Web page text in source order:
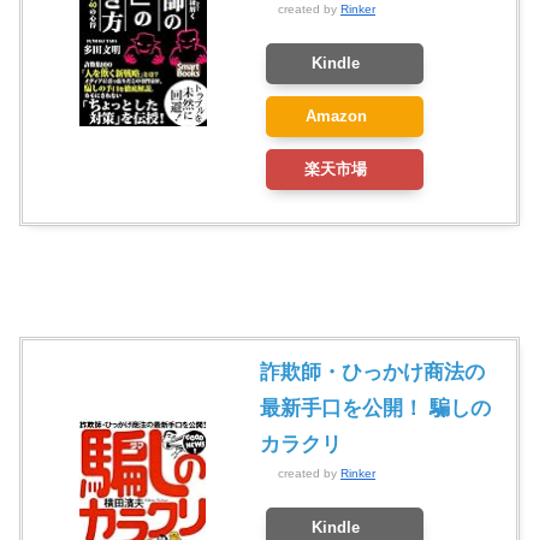
created by Rinker
Kindle
Amazon
楽天市場
詐欺師・ひっかけ商法の
最新手口を公開！ 騙しの
カラクリ
created by Rinker
Kindle